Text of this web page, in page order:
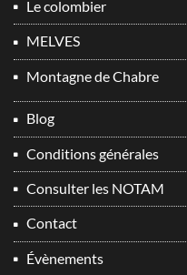
Le colombier
MELVES
Montagne de Chabre
Blog
Conditions générales
Consulter les NOTAM
Contact
Évènements